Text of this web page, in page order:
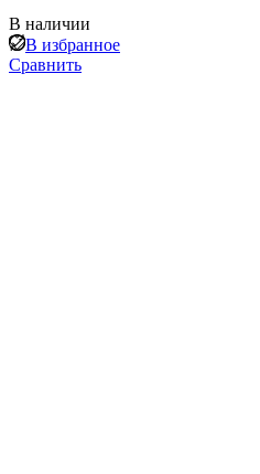
В наличии
В избранное
Сравнить